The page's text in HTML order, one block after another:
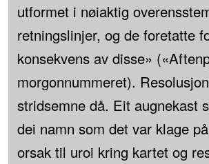
utformet i nøiaktig
retningslinjer, og de foretatte
konsekvens av disse»
morgonnummeret).
stridsemne då. Eit augnekast
dei namn som det var klage
orsak til uroi kring kartet og